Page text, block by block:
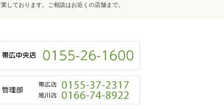
しております。ご相談はお近くの店舗まで。